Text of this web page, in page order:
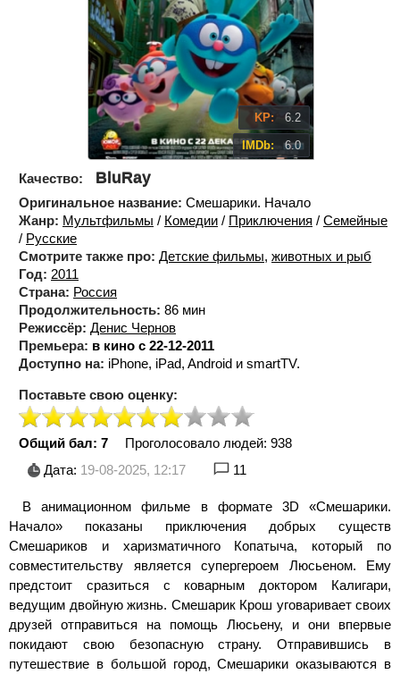
KP: 6.2
IMDb: 6.0
Качество: BluRay
Оригинальное название: Смешарики. Начало
Жанр: Мультфильмы / Комедии / Приключения / Семейные
/ Русские
Смотрите также про: Детские фильмы, животных и рыб
Год: 2011
Страна: Россия
Продолжительность: 86 мин
Режиссёр: Денис Чернов
Премьера: в кино с 22-12-2011
Доступно на: iPhone, iPad, Android и smartTV.
Поставьте свою оценку:
Общий бал: 7 Проголосовало людей: 938
Дата: 19-08-2025, 12:17 11
В анимационном фильме в формате 3D «Смешарики.
Начало» показаны приключения добрых существ
Смешариков и харизматичного Копатыча, который по
совместительству является супергероем Люсьеном. Ему
предстоит сразиться с коварным доктором Калигари,
ведущим двойную жизнь. Смешарик Крош уговаривает своих
друзей отправиться на помощь Люсьену, и они впервые
покидают свою безопасную страну. Отправившись в
путешествие в большой город, Смешарики оказываются в